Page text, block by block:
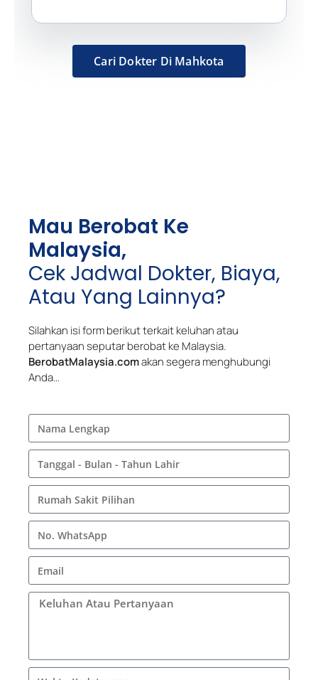
Cari Dokter Di Mahkota
Mau Berobat Ke
Malaysia,
Cek Jadwal Dokter, Biaya,
Atau Yang Lainnya?
Silahkan isi form berikut terkait keluhan atau
pertanyaan seputar berobat ke Malaysia.
BerobatMalaysia.comakan segera menghubungi
Anda…